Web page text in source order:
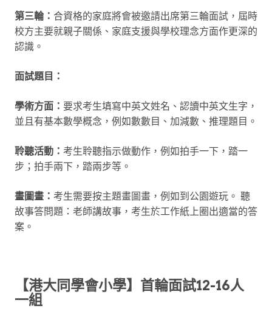
第三輪： 合資格的家庭將會被邀請出席第三輪面試，屆時
校方主要就親子關係、家庭支援與學校理念方面作更深的
認識。
面試題目：
學術方面： 要求考生填寫中英文姓名、認讀中英文生字，
並且有基本數學概念，例如數數目、加減數、推理題目。
聆聽活動： 考生聆聽指示做動作，例如拍手一下，踏一
步；拍手兩下，踏兩步等。
畫圖畫： 考生需要按主題畫圖畫，例如到公園遊玩。 聽
故事答問題：老師講故事，考生於工作紙上圈出適當的答
案。
【港大同學會小學】首輪面試12-16人
一組